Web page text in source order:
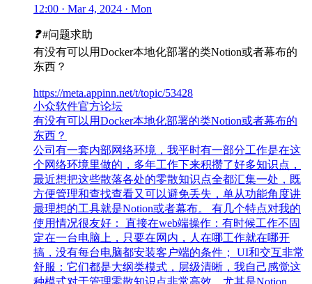
12:00 · Mar 4, 2024 · Mon
❓#问题求助
有没有可以用Docker本地化部署的类Notion或者幕布的
东西？
https://meta.appinn.net/t/topic/53428
小众软件官方论坛
有没有可以用Docker本地化部署的类Notion或者幕布的
东西？
公司有一套内部网络环境，我平时有一部分工作是在这
个网络环境里做的，多年工作下来积攒了好多知识点，
最近想把这些散落各处的零散知识点全都汇集一处，既
方便管理和查找查看又可以避免丢失，单从功能角度讲
最理想的工具就是Notion或者幕布。 有几个特点对我的
使用情况很友好： 直接在web端操作：有时候工作不固
定在一台电脑上，只要在网内，人在哪工作就在哪开
搞，没有每台电脑都安装客户端的条件； UI和交互非常
舒服：它们都是大纲类模式，层级清晰，我自己感觉这
种模式对于管理零散知识点非常高效，尤其是Notion，